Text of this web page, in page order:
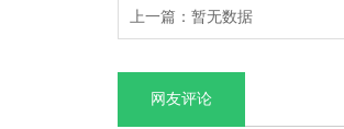
上一篇： 暂无数据
网友评论